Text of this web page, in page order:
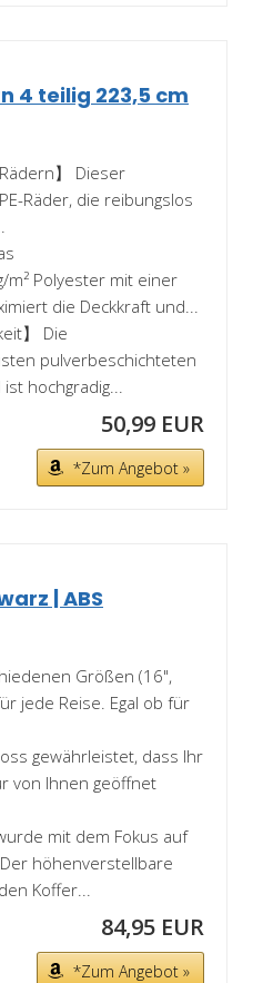
4 teilig 223,5 cm
】 Dieser
Räder, die reibungslos
m² Polyester mit einer
die Deckkraft und...
】 Die
pulverbeschichteten
hochgradig...
50,99 EUR
*Zum Angebot »
| ABS
Größen (16",
jede Reise. Egal ob für
gewährleistet, dass Ihr
von Ihnen geöffnet
mit dem Fokus auf
höhenverstellbare
Koffer...
84,95 EUR
*Zum Angebot »